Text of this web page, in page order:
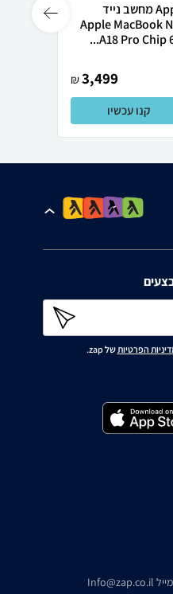
Apple מחשב נייד
Apple MacBook
A18 Pro Chip
3,499
₪
קנו עכשיו
הפרטיותשל zap.
Info@zap.co.il